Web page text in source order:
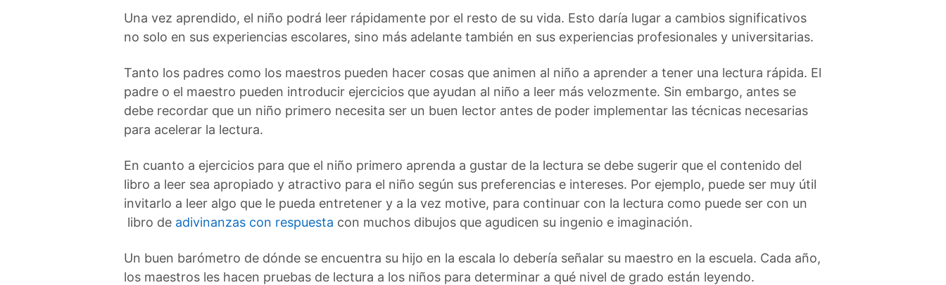
Una vez aprendido, el niño podrá leer rápidamente por el resto de su vida. Esto daría lugar a cambios significativos
no solo en sus experiencias escolares, sino más adelante también en sus experiencias profesionales y universitarias.
Tanto los padres como los maestros pueden hacer cosas que animen al niño a aprender a tener una lectura rápida. El
padre o el maestro pueden introducir ejercicios que ayudan al niño a leer más velozmente. Sin embargo, antes se
debe recordar que un niño primero necesita ser un buen lector antes de poder implementar las técnicas necesarias
para acelerar la lectura.
En cuanto a ejercicios para que el niño primero aprenda a gustar de la lectura se debe sugerir que el contenido del
libro a leer sea apropiado y atractivo para el niño según sus preferencias e intereses. Por ejemplo, puede ser muy útil
invitarlo a leer algo que le pueda entretener y a la vez motive, para continuar con la lectura como puede ser con un
libro de adivinanzas con respuesta con muchos dibujos que agudicen su ingenio e imaginación.
Un buen barómetro de dónde se encuentra su hijo en la escala lo debería señalar su maestro en la escuela. Cada año,
los maestros les hacen pruebas de lectura a los niños para determinar a qué nivel de grado están leyendo.